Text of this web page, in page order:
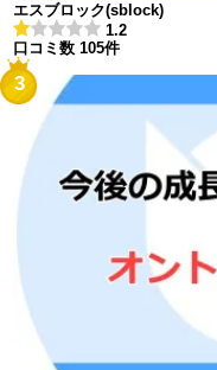
エスブロック(sblock)
1.2
口コミ数 105件
3